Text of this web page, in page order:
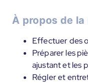
À propos de la
Effectuer des
Préparer les
ajustant et les
Régler et